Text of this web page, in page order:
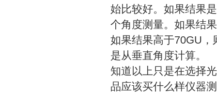
始比较好。如果结果
个角度测量。如果结
如果结果高于70GU，
是从垂直角度计算。
知道以上只是在选择
品应该买什么样仪器